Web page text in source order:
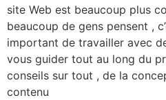
site Web est beaucoup plus
beaucoup de gens pensent ,
important de travailler avec
vous guider tout au long du
conseils sur tout , de la
contenu